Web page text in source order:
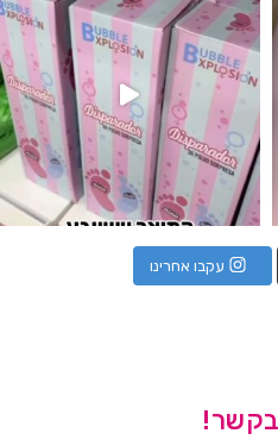
עקבו אחרינו
בקשר!